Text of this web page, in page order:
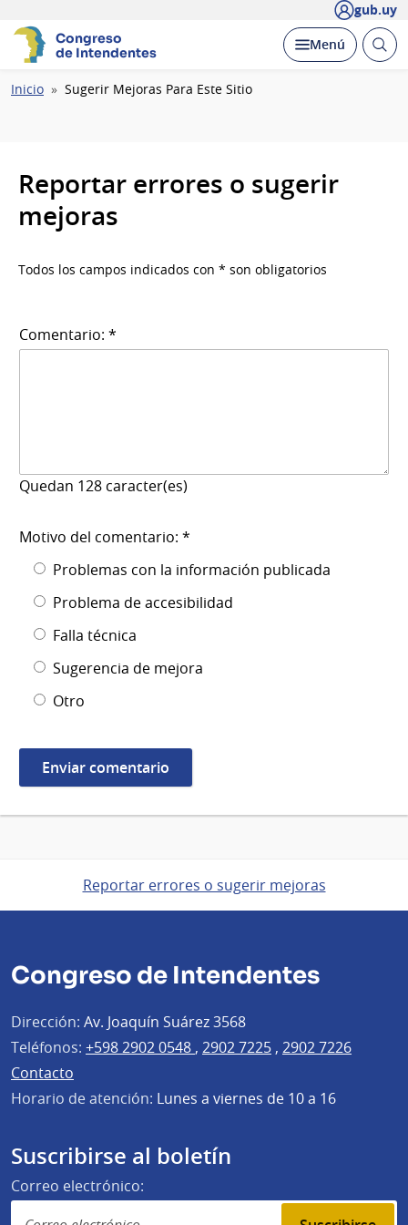
gub.uy
Congreso
de Intendentes
Desplegar
Menú Abrir
Ruta
Inicio Sugerir Mejoras Para Este Sitio
Reportar errores o sugerir
mejoras
Todos los campos indicados con * son obligatorios
Comentario: *
Quedan 128 caracter(es)
Motivo del comentario: *
Problemas con la información publicada
Problema de accesibilidad
Falla técnica
Sugerencia de mejora
Otro
Reportar errores o sugerir mejoras
Congreso de Intendentes
Dirección: Av. Joaquín Suárez 3568
Teléfonos: +598 2902 0548 , 2902 7225 , 2902 7226
Contacto
Horario de atención: Lunes a viernes de 10 a 16
Suscribirse al boletín
Correo electrónico: